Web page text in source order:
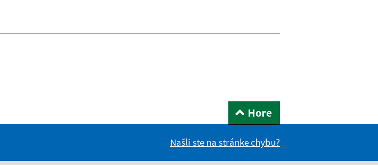
Hore
Našli ste na stránke chybu?